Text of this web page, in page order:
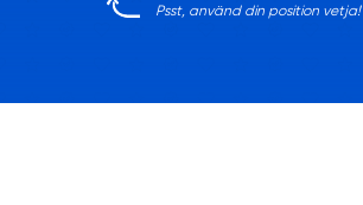
Psst, använd din position vetja!